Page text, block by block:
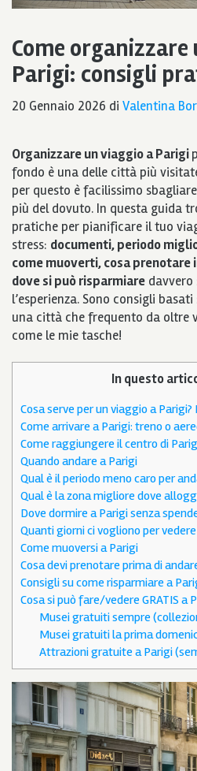
Come organizzare
Parigi: consigli
20 Gennaio 2026 di Valentina
Organizzare un viaggio a Parigi
fondo è una delle città più
per questo è facilissimo
più del dovuto. In questa guida
pratiche per pianificare il tuo
stress: documenti, periodo
come muoverti, cosa prenotare
dove si può risparmiare davvero
l’esperienza. Sono consigli
una città che frequento da oltre
come le mie tasche!
In questo
Cosa serve per un viaggio a
Come arrivare a Parigi: treno o
Come raggiungere il centro di
Quando andare a Parigi
Qual è il periodo meno caro per
Qual è la zona migliore dove
Dove dormire a Parigi senza
Quanti giorni ci vogliono per
Come muoversi a Parigi
Cosa devi prenotare prima di
Consigli su come risparmiare a
Cosa si può fare/vedere GRATIS a
Musei gratuiti sempre
Musei gratuiti la prima
Attrazioni gratuite a Parigi